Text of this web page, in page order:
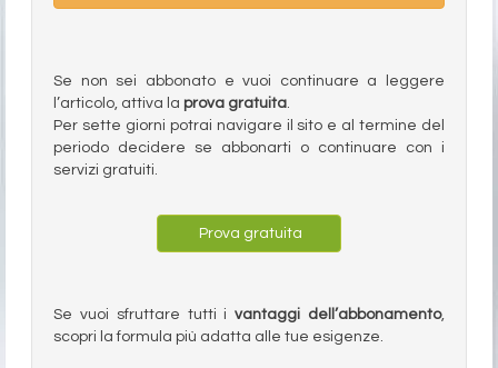
Se non sei abbonato e vuoi continuare a leggere
l’articolo, attiva la prova gratuita.
Per sette giorni potrai navigare il sito e al termine del
periodo decidere se abbonarti o continuare con i
servizi gratuiti.
Prova gratuita
Se vuoi sfruttare tutti ivantaggi dell’abbonamento,
scopri la formula più adatta alle tue esigenze.